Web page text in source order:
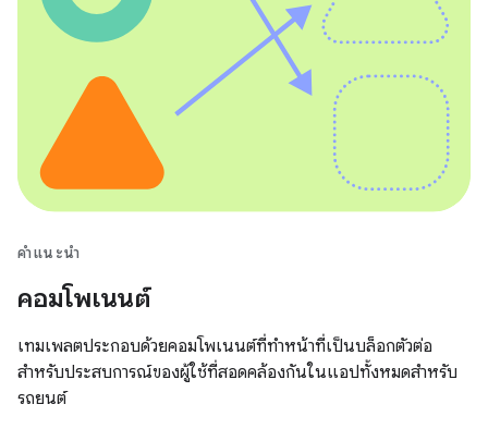
คำแนะนำ
คอมโพเนนต์
เทมเพลตประกอบด้วยคอมโพเนนต์ที่ทำหน้าที่เป็นบล็อกตัวต่อ
สำหรับประสบการณ์ของผู้ใช้ที่สอดคล้องกันในแอปทั้งหมดสำหรับ
รถยนต์